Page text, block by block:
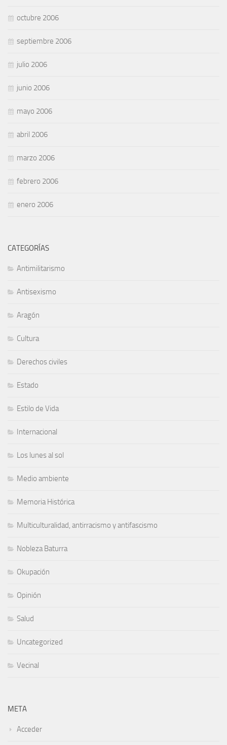
octubre 2006
septiembre 2006
julio 2006
junio 2006
mayo 2006
abril 2006
marzo 2006
febrero 2006
enero 2006
CATEGORÍAS
Antimilitarismo
Antisexismo
Aragón
Cultura
Derechos civiles
Estado
Estilo de Vida
Internacional
Los lunes al sol
Medio ambiente
Memoria Histórica
Multiculturalidad, antirracismo y antifascismo
Nobleza Baturra
Okupación
Opinión
Salud
Uncategorized
Vecinal
META
Acceder